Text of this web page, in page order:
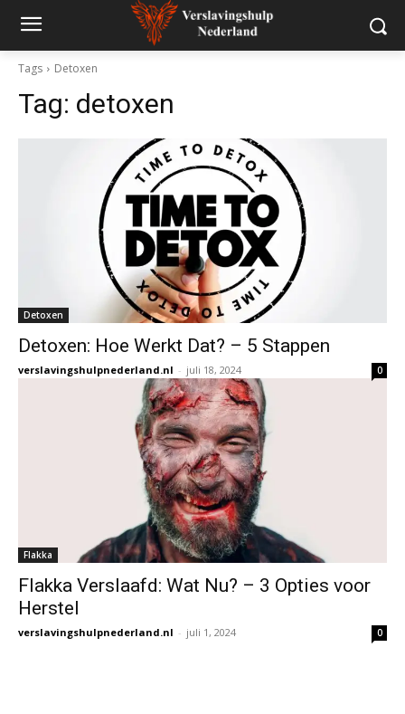
Tags Detoxen
Tag: detoxen
Detoxen
Detoxen: Hoe Werkt Dat? – 5 Stappen
verslavingshulpnederland.nl - juli 18, 2024 0
Flakka
Flakka Verslaafd: Wat Nu? – 3 Opties voor
Herstel
verslavingshulpnederland.nl - juli 1, 2024 0